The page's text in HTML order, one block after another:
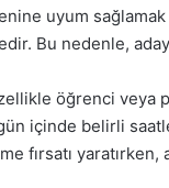
uyum
Bu nedenle,
öğrenci veya
içinde belirli
fırsatı yaratırken,